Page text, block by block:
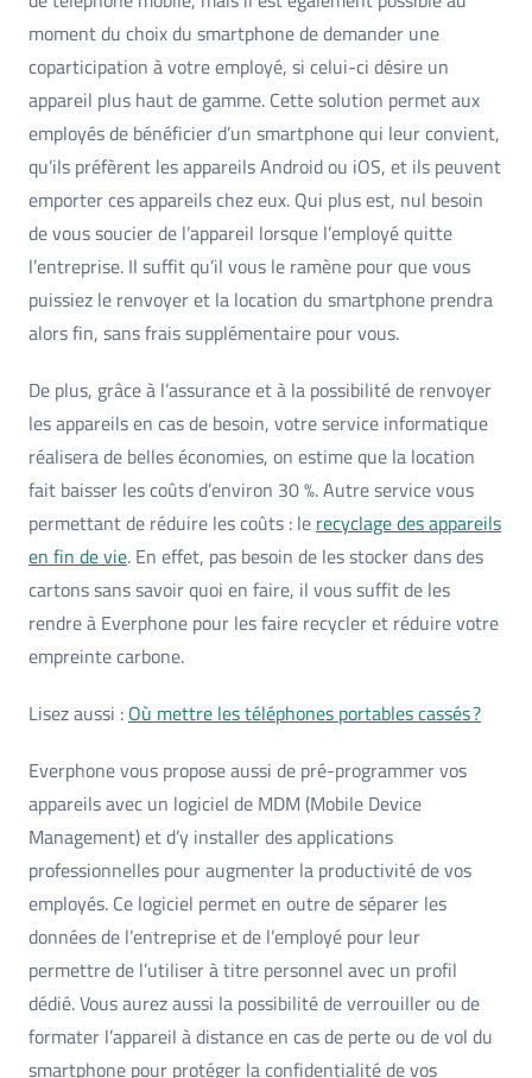
moment du choix du smartphone de demander une
coparticipation à votre employé, si celui-ci désire un
appareil plus haut de gamme. Cette solution permet aux
employés de bénéficier d’un smartphone qui leur convient,
qu’ils préfèrent les appareils Android ou iOS, et ils peuvent
emporter ces appareils chez eux. Qui plus est, nul besoin
de vous soucier de l’appareil lorsque l’employé quitte
l’entreprise. Il suffit qu’il vous le ramène pour que vous
puissiez le renvoyer et la location du smartphone prendra
alors fin, sans frais supplémentaire pour vous.
De plus, grâce à l’assurance et à la possibilité de renvoyer
les appareils en cas de besoin, votre service informatique
réalisera de belles économies, on estime que la location
fait baisser les coûts d’environ 30 %. Autre service vous
permettant de réduire les coûts : le recyclage des appareils
en fin de vie. En effet, pas besoin de les stocker dans des
cartons sans savoir quoi en faire, il vous suffit de les
rendre à Everphone pour les faire recycler et réduire votre
empreinte carbone.
Lisez aussi : Où mettre les téléphones portables cassés ?
Everphone vous propose aussi de pré-programmer vos
appareils avec un logiciel de MDM (Mobile Device
Management) et d’y installer des applications
professionnelles pour augmenter la productivité de vos
employés. Ce logiciel permet en outre de séparer les
données de l’entreprise et de l’employé pour leur
permettre de l’utiliser à titre personnel avec un profil
dédié. Vous aurez aussi la possibilité de verrouiller ou de
formater l’appareil à distance en cas de perte ou de vol du
smartphone pour protéger la confidentialité de vos